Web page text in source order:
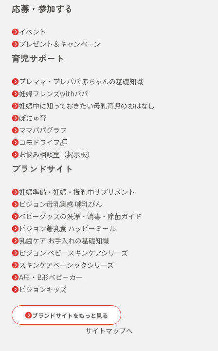
応募・参加する
イベント
プレゼント＆キャンペーン
育児サポート
プレママ・プレパパ 赤ちゃんの基礎知識
妊婦フレンズwithパパ
妊娠中に知っておきたい母乳育児のおはなし
ぼにゅ育
ママパパグラフ
コモドライフ
お悩み相談室（掲示板）
ブランドサイト
妊娠準備・妊娠・授乳中サプリメント
ピジョン母乳実感 哺乳びん
ベビーグッズの洗浄・消毒・除菌ガイド
ピジョン離乳食 ハッピーミール
乳歯ケア お手入れの基礎知識
ピジョン ベビースキンケアシリーズ
スキンケアベーシックシリーズ
A形・B形ベビーカー
ピジョンキッズ
ブランドサイトをもっと見る
サイトマップへ